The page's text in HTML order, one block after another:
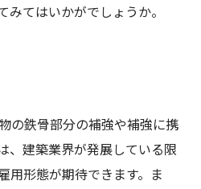
てはいかがでしょうか。
の鉄骨部分の補強や補強に携
、建築業界が発展している限
用形態が期待できます。ま